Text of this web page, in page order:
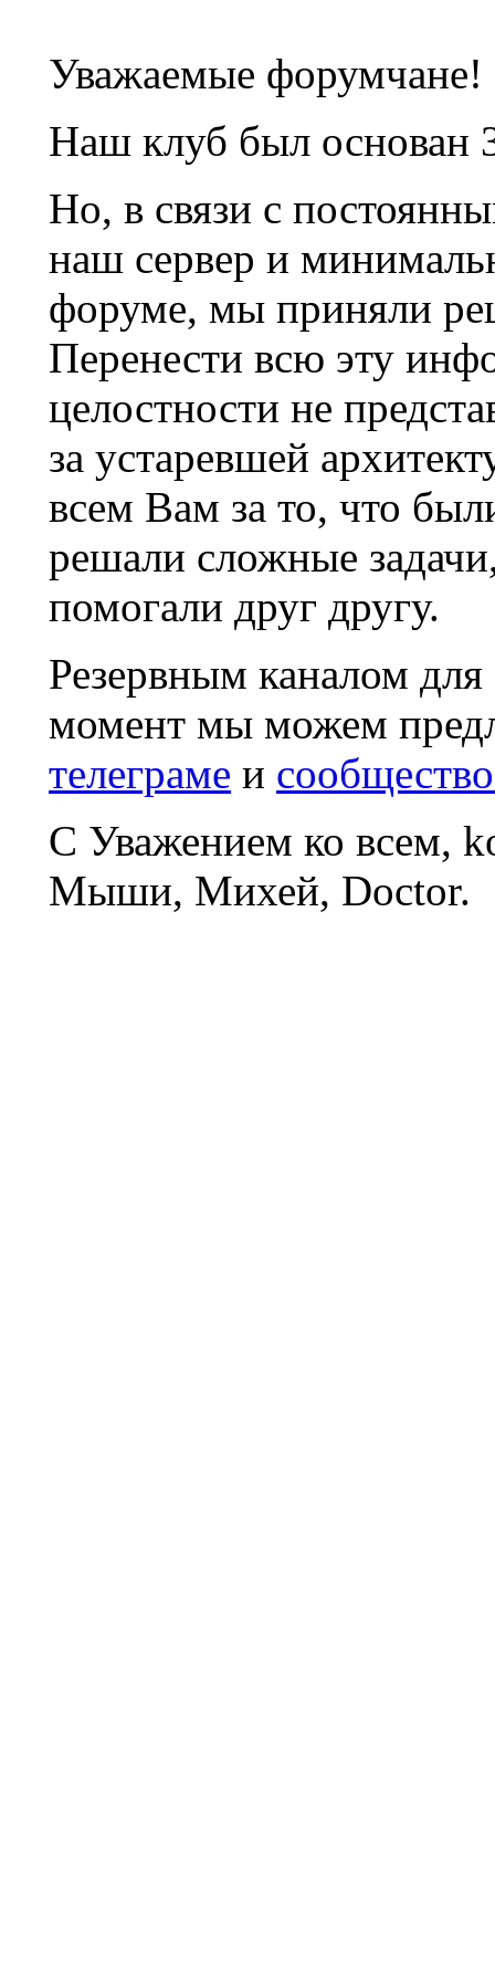
Уважаемые форумчане!
Наш клуб был основан
Но, в связи с
наш сервер и
форуме, мы приняли
Перенести всю эту
целостности не
за устаревшей
всем Вам за то, что
решали сложные
помогали друг другу.
Резервным каналом
момент мы можем
телеграме и
С Уважением ко всем,
Мыши, Михей, Doctor.